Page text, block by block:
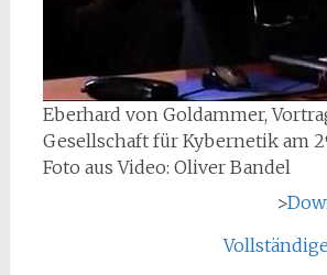
Eberhard von Goldammer,
Gesellschaft für Kybernetik am
Foto aus Video: Oliver Bandel
>